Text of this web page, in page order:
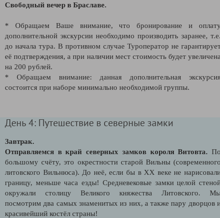
Свободный вечер в Браславе.
* Обращаем Ваше внимание, что бронирование и
дополнительной экскурсии необходимо производить заранее,
до начала тура. В противном случае Туроператор не
её подтверждения, а при наличии мест стоимость будет
на 200 рублей.
* Обращаем внимание: данная дополнительная
состоится при наборе минимально необходимой группы.
День 4: Путешествие в северные замки
Завтрак.
Отправляемся в край северных замков короля Витовта.
большому счёту, это окрестности старой Вильны
литовского Вильнюса). До неё, если бы в XX веке не
границу, меньше часа езды! Средневековые замки целой
окружали столицу Великого княжества Литовского.
посмотрим два самых знаменитых из них, а также пару дворцов
красивейший костёл страны!